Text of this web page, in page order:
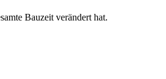
Bauzeit verändert hat.